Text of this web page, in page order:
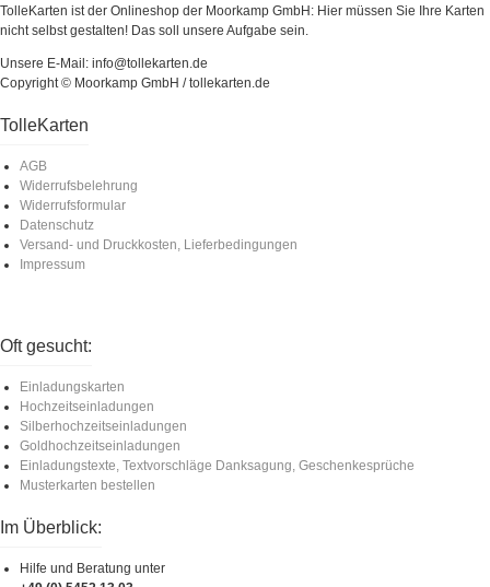
TolleKarten ist der Onlineshop der Moorkamp GmbH: Hier müssen Sie Ihre Karten
nicht selbst gestalten! Das soll unsere Aufgabe sein.
Unsere E-Mail: info@tollekarten.de
Copyright © Moorkamp GmbH / tollekarten.de
TolleKarten
AGB
Widerrufsbelehrung
Widerrufsformular
Datenschutz
Versand- und Druckkosten, Lieferbedingungen
Impressum
Oft gesucht:
Einladungskarten
Hochzeitseinladungen
Silberhochzeitseinladungen
Goldhochzeitseinladungen
Einladungstexte, Textvorschläge Danksagung, Geschenkesprüche
Musterkarten bestellen
Im Überblick:
Hilfe und Beratung unter